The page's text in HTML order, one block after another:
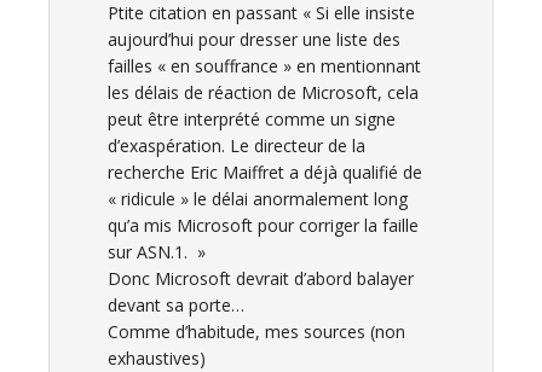
Ptite citation en passant « Si elle insiste
aujourd’hui pour dresser une liste des
failles « en souffrance » en mentionnant
les délais de réaction de Microsoft, cela
peut être interprété comme un signe
d’exaspération. Le directeur de la
recherche Eric Maiffret a déjà qualifié de
« ridicule » le délai anormalement long
qu’a mis Microsoft pour corriger la faille
sur ASN.1. »
Donc Microsoft devrait d’abord balayer
devant sa porte…
Comme d’habitude, mes sources (non
exhaustives)